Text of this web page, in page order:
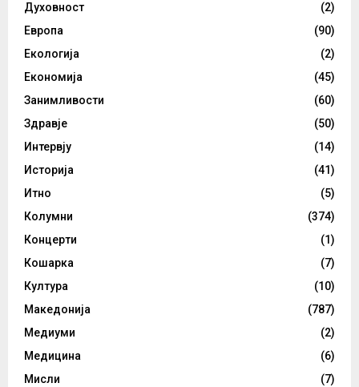
Духовност
(2)
Европа
(90)
Екологија
(2)
Економија
(45)
Занимливости
(60)
Здравје
(50)
Интервју
(14)
Историја
(41)
Итно
(5)
Колумни
(374)
Концерти
(1)
Кошарка
(7)
Култура
(10)
Македонија
(787)
Медиуми
(2)
Медицина
(6)
Мисли
(7)